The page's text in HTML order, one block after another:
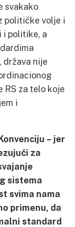
svakako
političke volje i
i politike, a
država nije
RS za telo koje
i
– jer
za
sistema
svima nama
primenu, da
standard